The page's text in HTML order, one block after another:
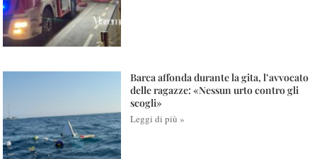
Barca affonda durante la gita, l’avvocato
delle ragazze: «Nessun urto contro gli
scogli»
Leggi di più »